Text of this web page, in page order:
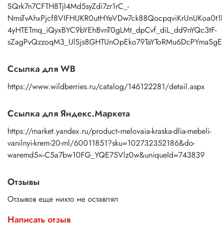
SQrk7n7CFTH8TjI4Md5syZdi7zr1rC_-
4yHTETmq_iQyxBYC9bYEhBvnT0gLMt_dpCvf_diL_dd9nYQc3tF-
Ссылка для WB
https://www.wildberries.ru/catalog/146122281/detail.aspx
Ссылка для Яндекс.Маркета
https://market.yandex.ru/product--melovaia-kraska-dlia-mebeli-
vanilnyi-krem-20-ml/60011851?sku=102732352186&do-
waremd5=-C5a7bw10FG_YQE75Vlz0w&uniqueId=743839
Отзывы
Отзывов еще никто не оставлял
Написать отзыв